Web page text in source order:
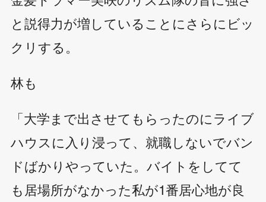
と説得力が増していることにさらにビッ
クリする。
林も
「大学まで出させてもらったのにライブ
ハウスに入り浸って、就職しないでバン
ドばかりやっていた。バイトをしてて
も居場所がなかった私が1番居心地が良